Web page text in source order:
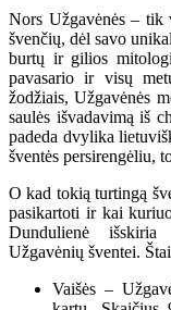
Nors Užgavėnės – tik
švenčių, dėl savo
burtų ir gilios
pavasario ir visų
žodžiais, Užgavėnės
saulės išvadavimą iš
padeda dvylika
šventės persirengėliu,
O kad tokią turtingą
pasikartoti ir kai
Dundulienė išskiria
Užgavėnių šventei.
Vaišės –